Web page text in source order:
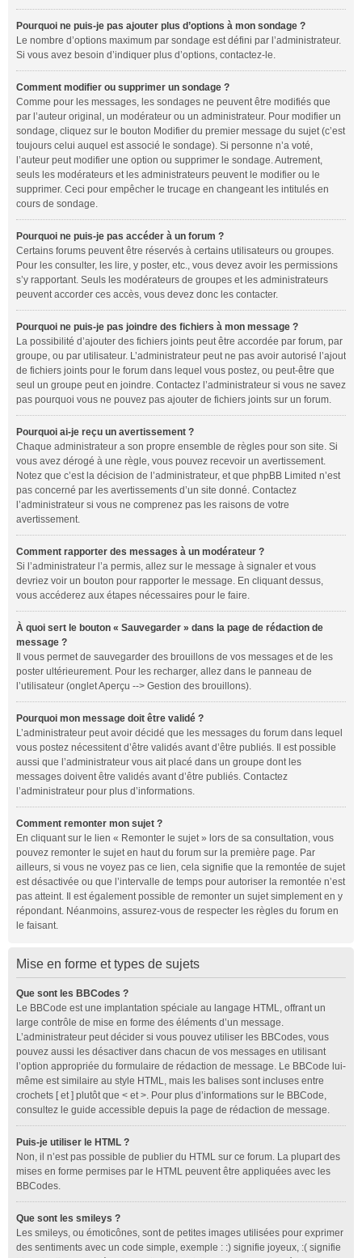
Pourquoi ne puis-je pas ajouter plus d’options à mon sondage ?
Le nombre d’options maximum par sondage est défini par l’administrateur.
Si vous avez besoin d’indiquer plus d’options, contactez-le.
Comment modifier ou supprimer un sondage ?
Comme pour les messages, les sondages ne peuvent être modifiés que
par l’auteur original, un modérateur ou un administrateur. Pour modifier un
sondage, cliquez sur le bouton Modifier du premier message du sujet (c’est
toujours celui auquel est associé le sondage). Si personne n’a voté,
l’auteur peut modifier une option ou supprimer le sondage. Autrement,
seuls les modérateurs et les administrateurs peuvent le modifier ou le
supprimer. Ceci pour empêcher le trucage en changeant les intitulés en
cours de sondage.
Pourquoi ne puis-je pas accéder à un forum ?
Certains forums peuvent être réservés à certains utilisateurs ou groupes.
Pour les consulter, les lire, y poster, etc., vous devez avoir les permissions
s’y rapportant. Seuls les modérateurs de groupes et les administrateurs
peuvent accorder ces accès, vous devez donc les contacter.
Pourquoi ne puis-je pas joindre des fichiers à mon message ?
La possibilité d’ajouter des fichiers joints peut être accordée par forum, par
groupe, ou par utilisateur. L’administrateur peut ne pas avoir autorisé l’ajout
de fichiers joints pour le forum dans lequel vous postez, ou peut-être que
seul un groupe peut en joindre. Contactez l’administrateur si vous ne savez
pas pourquoi vous ne pouvez pas ajouter de fichiers joints sur un forum.
Pourquoi ai-je reçu un avertissement ?
Chaque administrateur a son propre ensemble de règles pour son site. Si
vous avez dérogé à une règle, vous pouvez recevoir un avertissement.
Notez que c’est la décision de l’administrateur, et que phpBB Limited n’est
pas concerné par les avertissements d’un site donné. Contactez
l’administrateur si vous ne comprenez pas les raisons de votre
avertissement.
Comment rapporter des messages à un modérateur ?
Si l’administrateur l’a permis, allez sur le message à signaler et vous
devriez voir un bouton pour rapporter le message. En cliquant dessus,
vous accéderez aux étapes nécessaires pour le faire.
À quoi sert le bouton « Sauvegarder » dans la page de rédaction de
message ?
Il vous permet de sauvegarder des brouillons de vos messages et de les
poster ultérieurement. Pour les recharger, allez dans le panneau de
l’utilisateur (ongletAperçu --> Gestion des brouillons).
Pourquoi mon message doit être validé ?
L’administrateur peut avoir décidé que les messages du forum dans lequel
vous postez nécessitent d’être validés avant d’être publiés. Il est possible
aussi que l’administrateur vous ait placé dans un groupe dont les
messages doivent être validés avant d’être publiés. Contactez
l’administrateur pour plus d’informations.
Comment remonter mon sujet ?
En cliquant sur le lien « Remonter le sujet » lors de sa consultation, vous
pouvez remonter le sujet en haut du forum sur la première page. Par
ailleurs, si vous ne voyez pas ce lien, cela signifie que la remontée de sujet
est désactivée ou que l’intervalle de temps pour autoriser la remontée n’est
pas atteint. Il est également possible de remonter un sujet simplement en y
répondant. Néanmoins, assurez-vous de respecter les règles du forum en
le faisant.
Mise en forme et types de sujets
Que sont les BBCodes ?
Le BBCode est une implantation spéciale au langage HTML, offrant un
large contrôle de mise en forme des éléments d’un message.
L’administrateur peut décider si vous pouvez utiliser les BBCodes, vous
pouvez aussi les désactiver dans chacun de vos messages en utilisant
l’option appropriée du formulaire de rédaction de message. Le BBCode lui-
même est similaire au style HTML, mais les balises sont incluses entre
crochets [ et ] plutôt que < et >. Pour plus d’informations sur le BBCode,
consultez le guide accessible depuis la page de rédaction de message.
Puis-je utiliser le HTML ?
Non, il n’est pas possible de publier du HTML sur ce forum. La plupart des
mises en forme permises par le HTML peuvent être appliquées avec les
BBCodes.
Que sont les smileys ?
Les smileys, ou émoticônes, sont de petites images utilisées pour exprimer
des sentiments avec un code simple, exemple : :) signifie joyeux, :( signifie